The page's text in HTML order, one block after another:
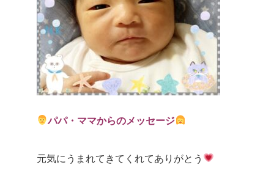
パパ・ママからのメッセージ
元気にうまれてきてくれてありがとう